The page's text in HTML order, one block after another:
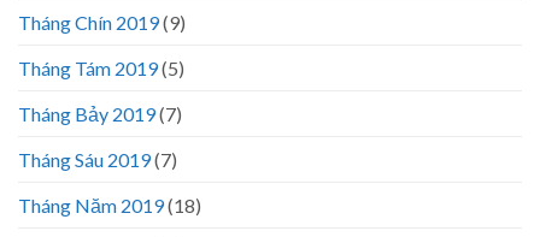
Tháng Chín 2019(9)
Tháng Tám 2019(5)
Tháng Bảy 2019(7)
Tháng Sáu 2019(7)
Tháng Năm 2019(18)